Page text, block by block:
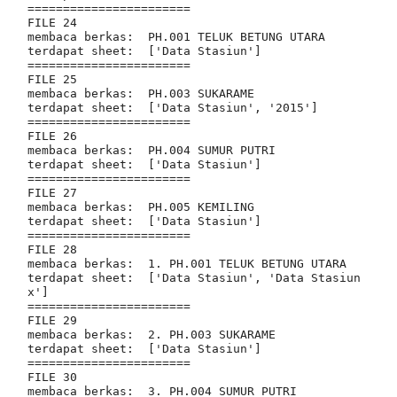
=======================
FILE 24
membaca berkas:  PH.001 TELUK BETUNG UTARA
terdapat sheet:  ['Data Stasiun']
=======================
FILE 25
membaca berkas:  PH.003 SUKARAME
terdapat sheet:  ['Data Stasiun', '2015']
=======================
FILE 26
membaca berkas:  PH.004 SUMUR PUTRI
terdapat sheet:  ['Data Stasiun']
=======================
FILE 27
membaca berkas:  PH.005 KEMILING
terdapat sheet:  ['Data Stasiun']
=======================
FILE 28
membaca berkas:  1. PH.001 TELUK BETUNG UTARA
terdapat sheet:  ['Data Stasiun', 'Data Stasiun
x']
=======================
FILE 29
membaca berkas:  2. PH.003 SUKARAME
terdapat sheet:  ['Data Stasiun']
=======================
FILE 30
membaca berkas:  3. PH.004 SUMUR PUTRI